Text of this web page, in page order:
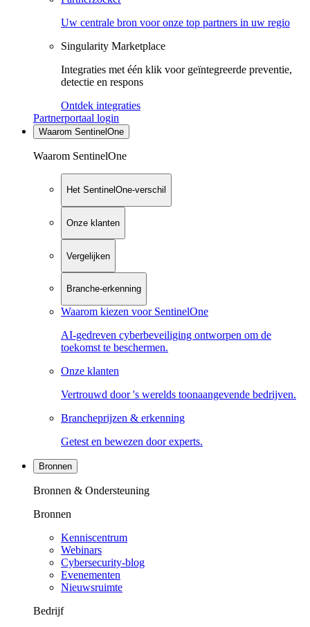
Uw centrale bron voor onze top partners in uw regio
Singularity Marketplace
Integraties met één klik voor geïntegreerde preventie,
detectie en respons
Ontdek integraties
Partnerportaal login
Waarom SentinelOne
Waarom SentinelOne
Het SentinelOne-verschil
Onze klanten
Vergelijken
Branche-erkenning
Waarom kiezen voor SentinelOne
AI-gedreven cyberbeveiliging ontworpen om de
toekomst te beschermen.
Onze klanten
Vertrouwd door 's werelds toonaangevende bedrijven.
Brancheprijzen & erkenning
Getest en bewezen door experts.
Bronnen
Bronnen & Ondersteuning
Bronnen
Kenniscentrum
Webinars
Cybersecurity-blog
Evenementen
Nieuwsruimte
Bedrijf